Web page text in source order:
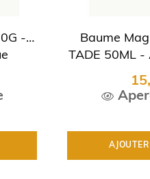
-
Baume
TADE 50ML